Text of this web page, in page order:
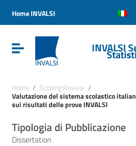
Vai al menu di navigazione
Vai al footer
Home INVALSI
Attiva / disattiva la navigazione
INVALSI
Home / Scoping Review /
Valutazione del sistema scolastico
sui risultati delle prove INVALSI
Tipologia di Pubblicazione
Dissertation